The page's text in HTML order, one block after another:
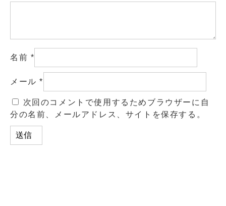
名前 *
メール*
次回のコメントで使用するためブラウザーに自
分の名前、メールアドレス、サイトを保存する。